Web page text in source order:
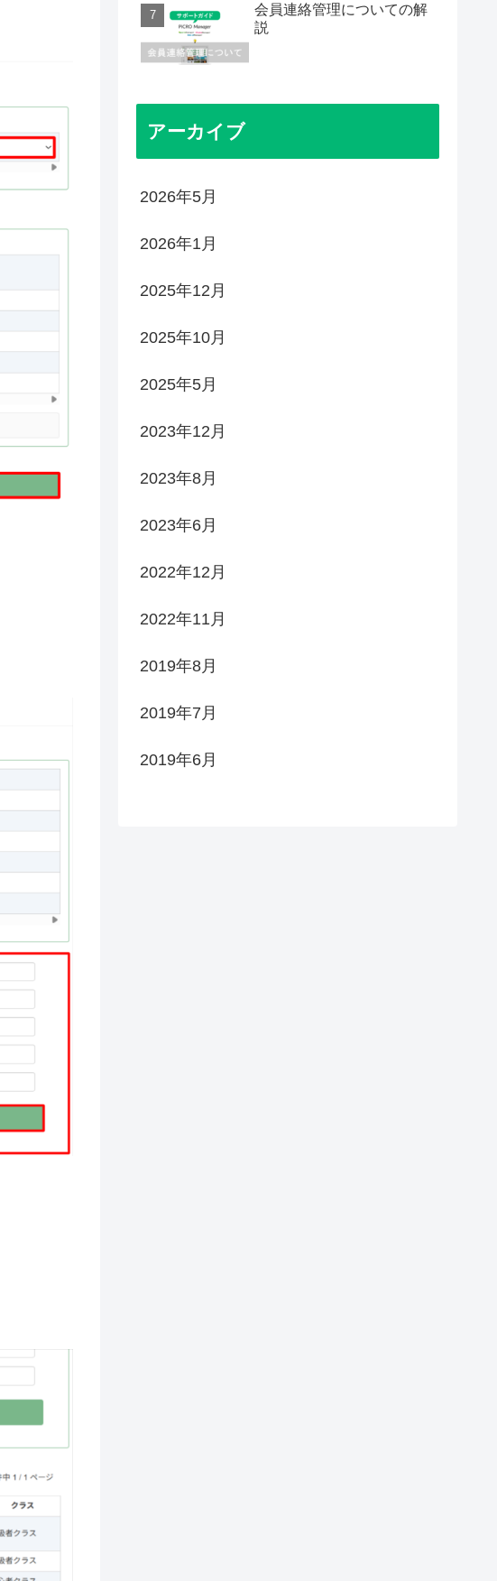
会員連絡管理についての解
説
アーカイブ
2026年5月
2026年1月
2025年12月
2025年10月
2025年5月
2023年12月
2023年8月
2023年6月
2022年12月
2022年11月
2019年8月
2019年7月
2019年6月